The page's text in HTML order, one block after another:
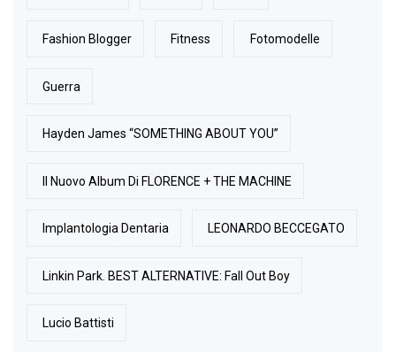
Fashion Blogger Fitness Fotomodelle
Guerra
Hayden James “SOMETHING ABOUT YOU”
Il Nuovo Album Di FLORENCE + THE MACHINE
Implantologia Dentaria LEONARDO BECCEGATO
Linkin Park. BEST ALTERNATIVE: Fall Out Boy
Lucio Battisti